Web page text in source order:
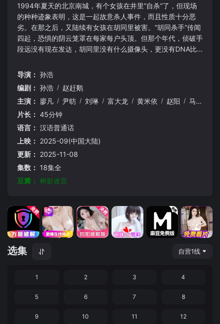
1994年夏天的北京南城，有个女孩在井里“自杀”了，但现场
的种种迹象表明，这是一起故意杀人事件，而且性质十分恶
劣。在那之后，又陆续有女孩在胡同里被害。“胡同杀手”传闻
四起，恐惧的阴云笼罩在每家每户头顶。但那个年代，侦破手
段远没有现在发达，胡同里没有什么摄像头，更没有DNA比
走访。甚至连“流氓老炮儿”也被叫来一块查案。住户中流传出
孩，有关部门包庇了凶手。警察带着徒弟，一起扑进了案中。
他们手举茶缸，骑着老式自行车，穿梭在不到3平方公里的破
旧胡同区追捕这个连环杀手。接触这起案件之前，他俩不信
命。但很快，受害者的数量不断增加，辖区被闹得天翻地覆、
不出这几条胡同……
导演： 孙浩
编剧： 孙浩 / 赵赶鹅
主演： 廖凡 / 尹昉 / 刘琳 / 富大龙 / 黄米依 / 赵阳 / 马苏
片长： 45分钟
语言： 汉语普通话
上映： 2025-09(中国大陆)
更新： 2025-11-08
集数： 18集全
豆瓣： 树影迷宫
选集 自营1线
1 2 3 4
5 6 7 8
9 10 11 12